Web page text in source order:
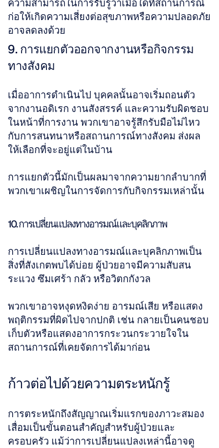
ความสามารถในการรับรู้ว่าเมื่อใดที่สถานการณ์
ก่อให้เกิดความเสี่ยงต่อสุขภาพหรือความปลอดภัย
อาจลดลงด้วย
9. การแยกตัวออกจากงานหรือกิจกรรม
ทางสังคม
เมื่ออาการดำเนินไป บุคคลนั้นอาจเริ่มถอนตัว
จากงานอดิเรก งานสังสรรค์ และความรับผิดชอบ
ในหน้าที่การงาน พวกเขาอาจรู้สึกรับมือไม่ไหว
กับการสนทนาหรือสถานการณ์ทางสังคม ส่งผล
ให้เลือกที่จะอยู่แต่ในบ้าน
การแยกตัวนี้มักเป็นผลมาจากความยากลำบากที่
พวกเขาเผชิญในการจัดการกับกิจกรรมเหล่านั้น
10. การเปลี่ยนแปลงทางอารมณ์และบุคลิกภาพ
การเปลี่ยนแปลงทางอารมณ์และบุคลิกภาพเป็น
สิ่งที่สังเกตพบได้บ่อย ผู้ป่วยอาจมีความสับสน
ระแวง ซึมเศร้า กลัว หรือวิตกกังวล
พวกเขาอาจหงุดหงิดง่าย อารมณ์เสีย หรือแสดง
พฤติกรรมที่ผิดไปจากปกติ เช่น กลายเป็นคนชอบ
เก็บตัวหรือแสดงอาการกระวนกระวายใจใน
สถานการณ์ที่เคยจัดการได้มาก่อน
ก้าวต่อไปด้วยความตระหนักรู้
การตระหนักถึงสัญญาณเริ่มแรกของภาวะสมอง
เสื่อมเป็นขั้นตอนสำคัญสำหรับผู้ป่วยและ
ครอบครัว แม้ว่าการเปลี่ยนแปลงเหล่านี้อาจดู